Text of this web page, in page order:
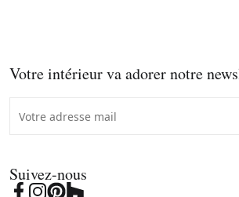
Votre intérieur va adorer notre
Suivez-nous